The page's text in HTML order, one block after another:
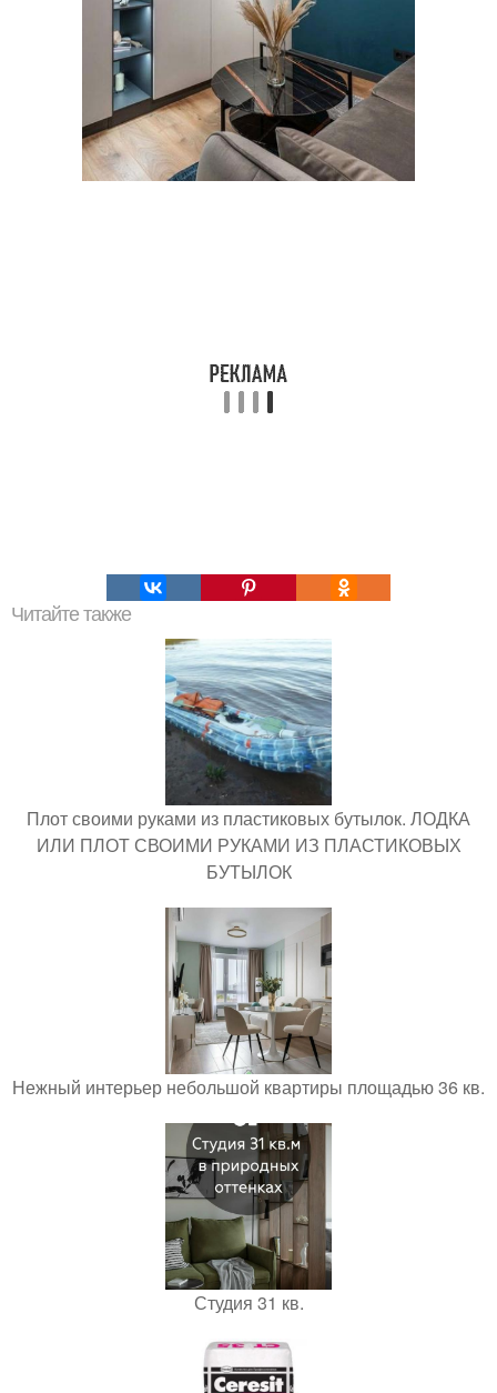
Читайте также
Плот своими руками из пластиковых бутылок. ЛОДКА
ИЛИ ПЛОТ СВОИМИ РУКАМИ ИЗ ПЛАСТИКОВЫХ
БУТЫЛОК
Нежный интерьер небольшой квартиры площадью 36 кв.
Студия 31 кв.